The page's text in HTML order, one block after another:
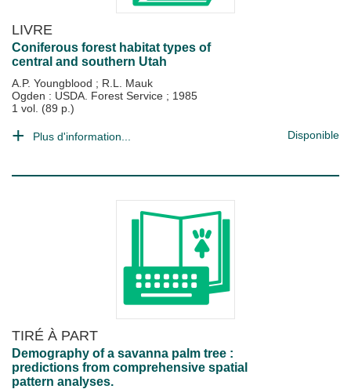
LIVRE
Coniferous forest habitat types of
central and southern Utah
A.P. Youngblood ; R.L. Mauk
Ogden : USDA. Forest Service ; 1985
1 vol. (89 p.)
Plus d'information... Disponible
TIRÉ À PART
Demography of a savanna palm tree :
predictions from comprehensive spatial
pattern analyses.